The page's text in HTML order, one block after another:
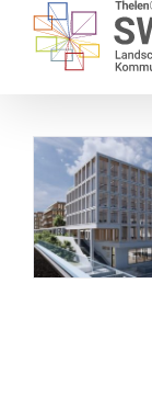
Zum
Inhalt